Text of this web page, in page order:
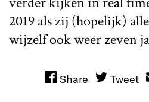
2019 als zij (hopelijk)
wijzelf ook weer zeven
Share Tweet